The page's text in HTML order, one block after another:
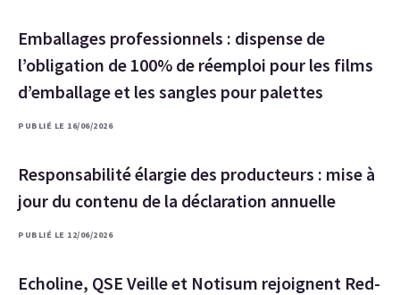
Emballages professionnels : dispense de
l’obligation de 100% de réemploi pour les films
d’emballage et les sangles pour palettes
PUBLIÉ LE 16/06/2026
Responsabilité élargie des producteurs : mise à
jour du contenu de la déclaration annuelle
PUBLIÉ LE 12/06/2026
Echoline, QSE Veille et Notisum rejoignent Red-